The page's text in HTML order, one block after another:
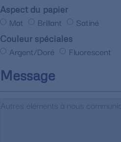
Aspect du papier
Mat Brillant Satiné
Couleur spéciales
Argent/Doré Fluorescent
Message